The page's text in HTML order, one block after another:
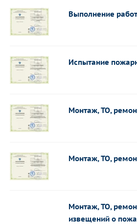
Выполнение
Испытание
Монтаж, ТО,
Монтаж, ТО,
Монтаж, ТО,
извещений о